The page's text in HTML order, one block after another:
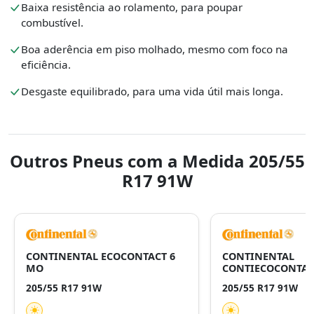
Baixa resistência ao rolamento, para poupar
combustível.
Boa aderência em piso molhado, mesmo com foco na
eficiência.
Desgaste equilibrado, para uma vida útil mais longa.
Outros Pneus com a Medida 205/55
R17 91W
CONTINENTAL ECOCONTACT 6
MO
205/55 R17 91W
CONTINENTAL
205/55 R17 91W